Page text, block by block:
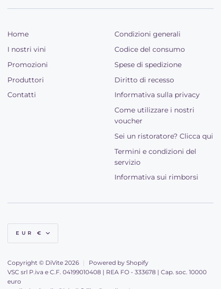
Home
I nostri vini
Promozioni
Produttori
Contatti
Condizioni generali
Codice del consumo
Spese di spedizione
Diritto di recesso
Informativa sulla privacy
Come utilizzare i nostri
voucher
Sei un ristoratore? Clicca qui
Termini e condizioni del
servizio
Informativa sui rimborsi
Valuta
EUR €
Copyright © DiVite 2026 |
Powered by Shopify
VSC srl P.iva e C.F. 04199010408 | REA FO - 333678 | Cap. soc. 10000
euro